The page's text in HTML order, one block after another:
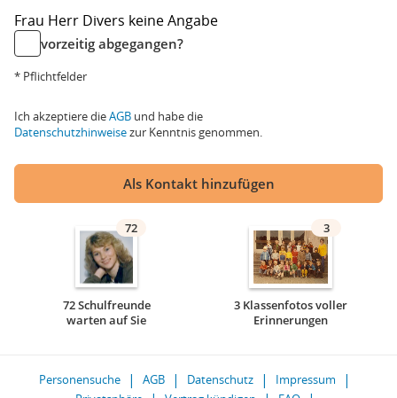
Frau Herr Divers keine Angabe
vorzeitig abgegangen?
* Pflichtfelder
Ich akzeptiere dieAGB und habe die
Datenschutzhinweisezur Kenntnis genommen.
Als Kontakt hinzufügen
72
72 Schulfreunde
warten auf Sie
3
3 Klassenfotos voller
Erinnerungen
Personensuche AGB Datenschutz
Impressum